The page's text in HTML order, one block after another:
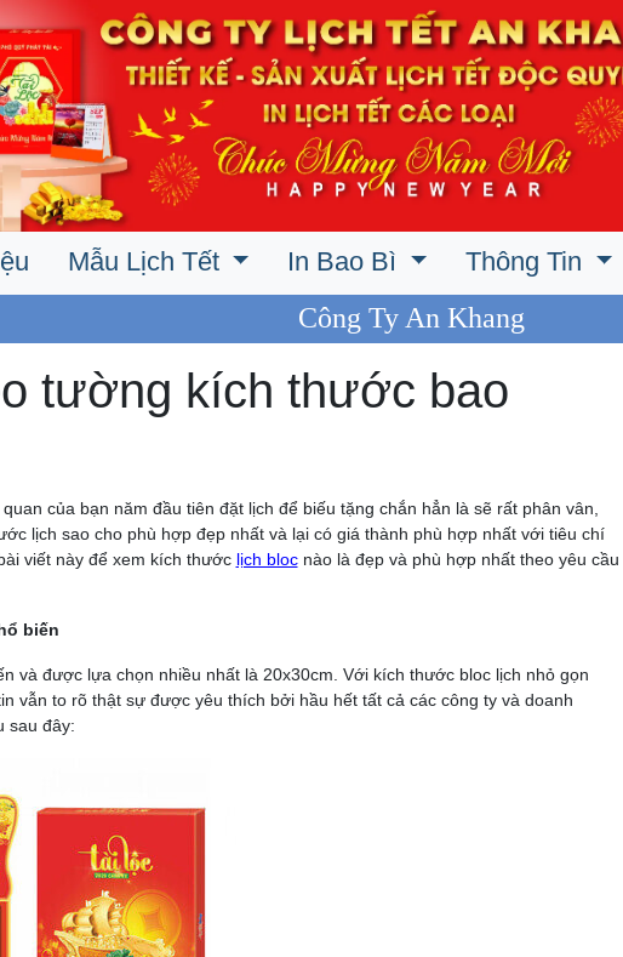
Mẫu Lịch Tết In Bao Bì Thông Tin
Công Ty An Khang
tường kích thước bao
của bạn năm đầu tiên đặt lịch để biếu tặng chắn hẳn là sẽ rất phân vân,
lịch sao cho phù hợp đẹp nhất và lại có giá thành phù hợp nhất với tiêu chí
viết này để xem kích thước lịch blocnào là đẹp và phù hợp nhất theo yêu cầu
biến
và được lựa chọn nhiều nhất là 20x30cm. Với kích thước bloc lịch nhỏ gọn
vẫn to rõ thật sự được yêu thích bởi hầu hết tất cả các công ty và doanh
sau đây: